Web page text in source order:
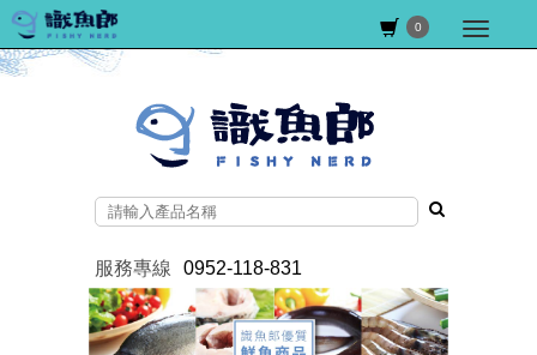
0
服務專線 0952-118-831